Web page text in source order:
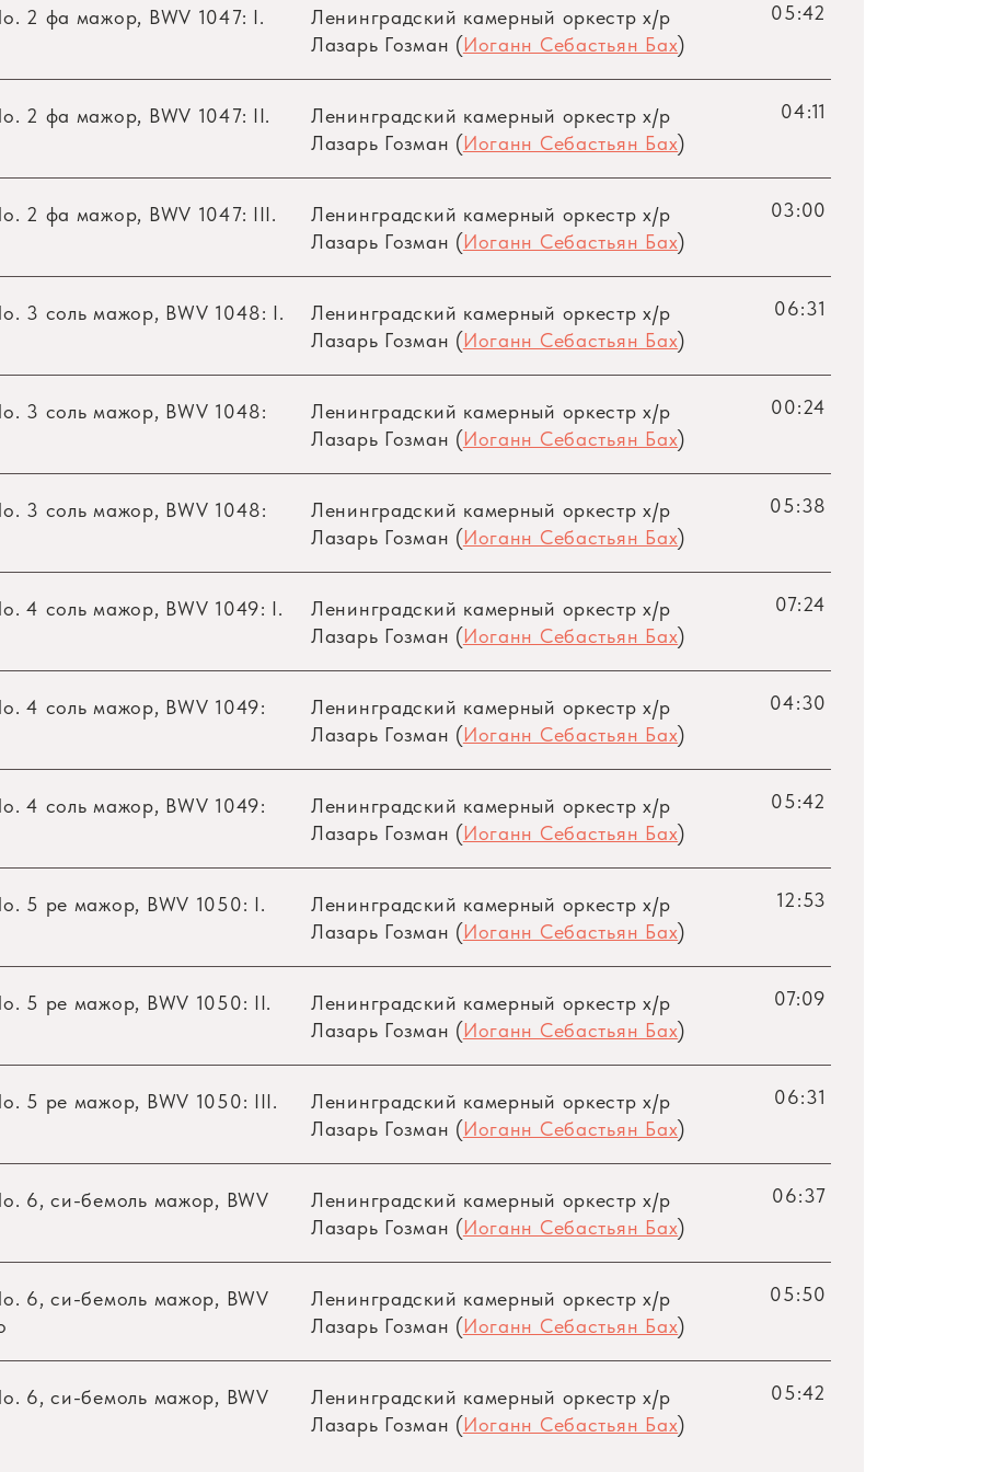
и симпатии публики. В его составе 15 человек, но, в зависимости от требований
и солисты — исполнители на духовых и ударных инструментах. Ленинградский
аналогичных по составу коллективов) всегда работает и выступает без дирижера. Это
требует от него особой чуткости в ансамбле и глубокого знания не только своей
традиция: проводить репетиции регулярно два-три раза в неделю, независимо от
(а первое время их было совсем немного!). Такая упорная работа помогала и
— музыка: Шостакович, Свиридов, Салманов, Хиндемит, Бриттен, Барток.
2 фа мажор, BWV 1047: I.
Ленинградский камерный оркестр х/р
Лазарь Гозман (Иоганн Себастьян Бах)
05:42
2 фа мажор, BWV 1047: II.
Ленинградский камерный оркестр х/р
Лазарь Гозман (Иоганн Себастьян Бах)
04:11
2 фа мажор, BWV 1047: III.
Ленинградский камерный оркестр х/р
Лазарь Гозман (Иоганн Себастьян Бах)
03:00
3 соль мажор, BWV 1048: I.
Ленинградский камерный оркестр х/р
Лазарь Гозман (Иоганн Себастьян Бах)
06:31
3 соль мажор, BWV 1048:
Ленинградский камерный оркестр х/р
Лазарь Гозман (Иоганн Себастьян Бах)
00:24
3 соль мажор, BWV 1048:
Ленинградский камерный оркестр х/р
Лазарь Гозман (Иоганн Себастьян Бах)
05:38
4 соль мажор, BWV 1049: I.
Ленинградский камерный оркестр х/р
Лазарь Гозман (Иоганн Себастьян Бах)
07:24
4 соль мажор, BWV 1049:
Ленинградский камерный оркестр х/р
Лазарь Гозман (Иоганн Себастьян Бах)
04:30
4 соль мажор, BWV 1049:
Ленинградский камерный оркестр х/р
Лазарь Гозман (Иоганн Себастьян Бах)
05:42
5 ре мажор, BWV 1050: I.
Ленинградский камерный оркестр х/р
Лазарь Гозман (Иоганн Себастьян Бах)
12:53
5 ре мажор, BWV 1050: II.
Ленинградский камерный оркестр х/р
Лазарь Гозман (Иоганн Себастьян Бах)
07:09
5 ре мажор, BWV 1050: III.
Ленинградский камерный оркестр х/р
Лазарь Гозман (Иоганн Себастьян Бах)
06:31
6, си-бемоль мажор, BWV
Ленинградский камерный оркестр х/р
Лазарь Гозман (Иоганн Себастьян Бах)
06:37
6, си-бемоль мажор, BWV
Ленинградский камерный оркестр х/р
Лазарь Гозман (Иоганн Себастьян Бах)
05:50
6, си-бемоль мажор, BWV
Ленинградский камерный оркестр х/р
Лазарь Гозман (Иоганн Себастьян Бах)
05:42